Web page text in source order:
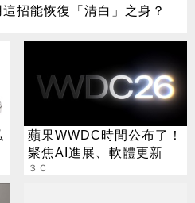
招能恢復「清白」之身？
蘋果WWDC時間公布了！
聚焦AI進展、軟體更新
３Ｃ